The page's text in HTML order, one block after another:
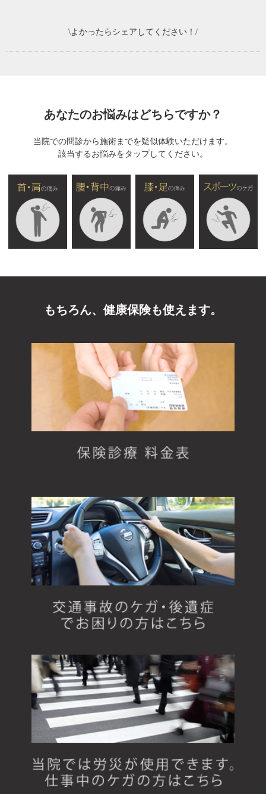
\よかったらシェアしてください！/
あなたのお悩みはどちらですか？
当院での問診から施術までを疑似体験いただけます。
該当するお悩みをタップしてください。
もちろん、健康保険も使えます。